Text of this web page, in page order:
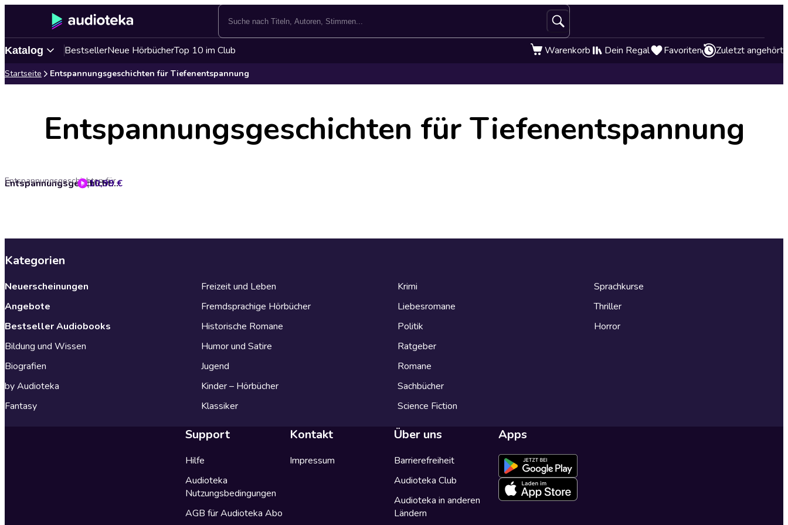
Katalog BestsellerNeue HörbücherTop 10 im Club Warenkorb Dein Regal Favoriten Zuletzt angehört
Startseite Entspannungsgeschichten für Tiefenentspannung
Entspannungsgeschichten für Tiefenentspannung
Entspannungsgeschichten für ErwachseneEntspannungsgeschichten für Tiefenentspannung
10,99 €
Kategorien
Neuerscheinungen
Angebote
Bestseller Audiobooks
Bildung und Wissen
Biografien
by Audioteka
Fantasy
Freizeit und Leben
Fremdsprachige Hörbücher
Historische Romane
Humor und Satire
Jugend
Kinder – Hörbücher
Klassiker
Krimi
Liebesromane
Politik
Ratgeber
Romane
Sachbücher
Science Fiction
Sprachkurse
Thriller
Horror
Support
Hilfe
Audioteka
Nutzungsbedingungen
AGB für Audioteka Abo
Kontakt
Impressum
Über uns
Barrierefreiheit
Audioteka Club
Audioteka in anderen
Ländern
Apps